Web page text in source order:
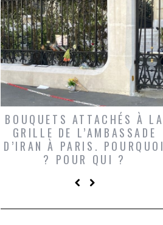
BOUQUETS ATTACHÉS À LA
GRILLE DE L’AMBASSADE
D’IRAN À PARIS. POURQUOI
? POUR QUI ?